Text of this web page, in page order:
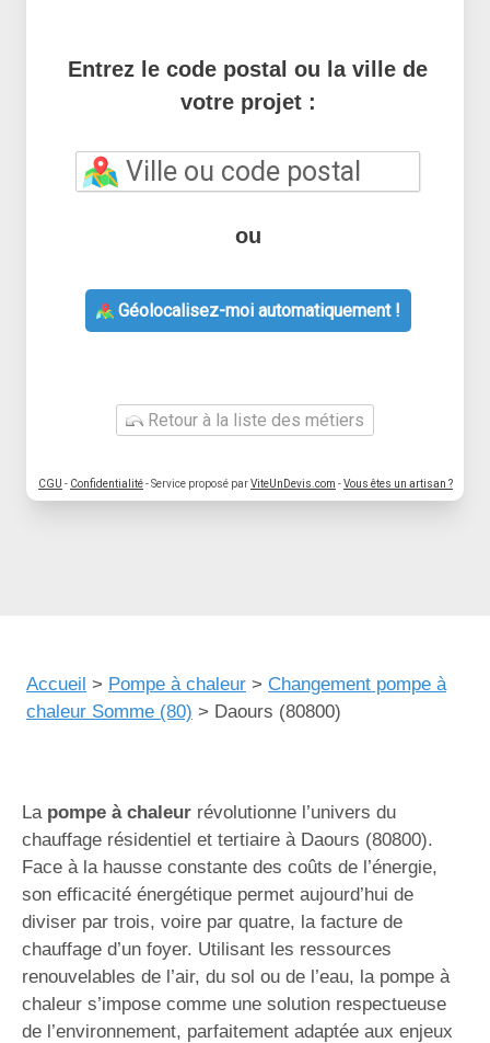
Entrez le code postal ou la ville de
votre projet :
ou
Géolocalisez-moi automatiquement !
Retour à la liste des métiers
CGU - Confidentialité- Service proposé parViteUnDevis.com -Vous êtes un artisan ?
Accueil > Pompe à chaleur > Changement pompe à
chaleur Somme (80) > Daours (80800)
La pompe à chaleur révolutionne l’univers du
chauffage résidentiel et tertiaire à Daours (80800).
Face à la hausse constante des coûts de l’énergie,
son efficacité énergétique permet aujourd’hui de
diviser par trois, voire par quatre, la facture de
chauffage d’un foyer. Utilisant les ressources
renouvelables de l’air, du sol ou de l’eau, la pompe à
chaleur s’impose comme une solution respectueuse
de l’environnement, parfaitement adaptée aux enjeux